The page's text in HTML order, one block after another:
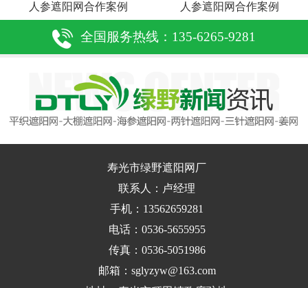
人参遮阳网合作案例 人参遮阳网合作案例
全国服务热线：135-6265-9281
寿光市绿野遮阳网厂
联系人：卢经理
手机：13562659281
电话：0536-5655955
传真：0536-5051986
邮箱：sglyzyw@163.com